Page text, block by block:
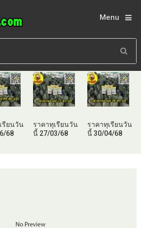
Menu
รียนวัน
68
ราคาทุเรียนวัน
นี้ 27/03/68
ราคาทุเรียนวัน
นี้ 30/04/68